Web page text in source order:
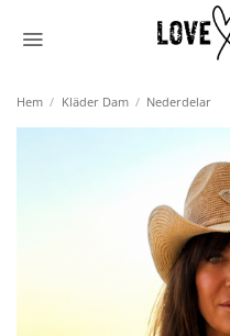
Hem / Kläder Dam / Nederdelar